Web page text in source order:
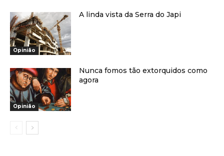
Opinião
A linda vista da Serra do Japi
Opinião
Nunca fomos tão extorquidos como
agora